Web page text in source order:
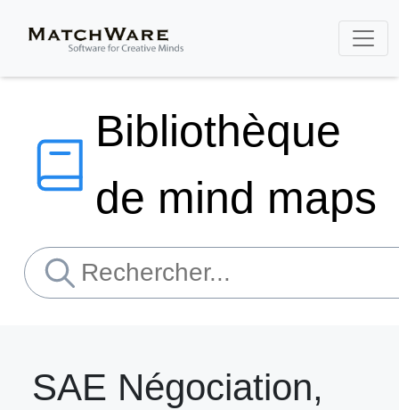
Bibliothèque
de mind maps
SAE Négociation,